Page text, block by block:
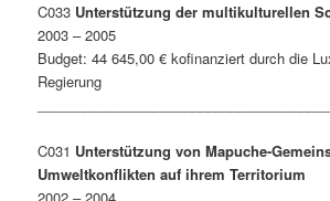
C033 Unterstützung der multikulturellen
2003 – 2005
Budget: 44 645,00 € kofinanziert durch die
Regierung
C031 Unterstützung von Mapuche-
Umweltkonflikten auf ihrem Territorium